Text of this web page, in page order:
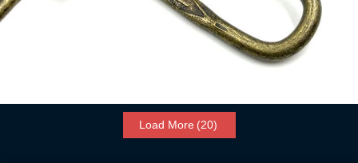
Cadeia espanhola
Load More (20)